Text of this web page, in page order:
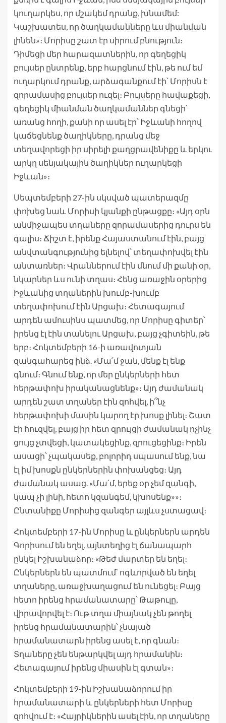
կուղարկես, որ մշակեմ դրանք, խնամեմ:
Կաշխատես, որ ծաղկամանները ևս միանման
լինեն»։ Մորիսը շատ էր սիրում բնություն։
Դիմեցի մեր հարազատներին, որ գեղեցիկ
բույսեր ընտրենք, երբ հարցնում էին, թե ում եմ
ուղարկում դրանք, արձագանքում էի՝ Մորիսն է
զորամասից բույսեր ուզել։ Բույսերը հավաքեցի,
գեղեցիկ միանման ծաղկամաններ գնեցի՝
առանց հողի, քանի որ ասել էր՝ Իջևանի հողով
կաճեցնենք ծաղիկները, դրանց մեջ
տեղավորեցի իր սիրելի քաղցրավենիքը և երկու
արկղ սենյակային ծաղիկներ ուղարկեցի
Իջևան»։
Սեպտեմբերի 27-ին սկսված պատերազմը
փոխեց նաև Մորիսի կյանքի ընթացքը։ «Այդ օրն
անմիջապես տղաները զորամասերից դուրս են
գալիս։ Ճիշտ է, իրենք Հայաստանում էին, բայց
անվտանգությունից ելնելով՝ տեղափոխվել էին
անտառներ։ Վրաններում էին մնում մի քանի օր,
նկարներ ևս ունի տղաս։ Հենց առաջին օրերից
Իջևանից տղաներին խումբ-խումբ
տեղափոխում էին Արցախ։ Հետագայում
արդեն ամուսինս պատմեց, որ Մորիսը գիտեր՝
իրենց էլ էին տանելու Արցախ, բայց չգիտեին, թե
երբ։ Հոկտեմբերի 16-ի առավոտյան
զանգահարեց ինձ. «Մա՛մ ջան, մենք էլ ենք
գնում։ Գնում ենք, որ մեր ընկերների հետ
հերթափոխ իրականացնենք»։ Այդ ժամանակ
արդեն շատ տղաներ էին զոհվել, ի՞նչ
հերթափոխի մասին կարող էր խոսք լինել։ Շատ
էի հուզվել, բայց իր հետ զրույցի ժամանակ ոչինչ
ցույց չտվեցի, կատակեցինք, զրուցեցինք։ Իրեն
ասացի՝ չպակասեք, բոլորիդ սպասում ենք, նա
էլ իմ խոսքն ընկերներին փոխանցեց։ Այդ
ժամանակ ասաց. «Մա՛մ, երեք օր չեմ զանգի,
կապ չի լինի, հետո կզանգեմ, կխոսենք»»։
Ընտանիքը Մորիսից զանգեր այլևս չստացավ։
Հոկտեմբերի 17-ին Մորիսը և ընկերներն արդեն
Գորիսում են եղել, այնտեղից էլ ճանապարհ
ընկել Իշխանաձոր։ «Թեժ մարտեր են եղել։
Ընկերներն են պատմում՝ ոգևորված են եղել
տղաները, առաջխաղացում են ունեցել։ Բայց
հետո իրենց հրամանատարը՝ Թաթուլը,
վիրավորվել է։ Ութ տղա միայնակ չեն թողել
իրենց հրամանատարին՝ չնայած
հրամանատարն իրենց ասել է, որ գնան։
Տղաները չեն ենթարկվել այդ հրամանին։
Հետագայում իրենց միասին էլ գտան»։
Հոկտեմբերի 19-ին Իշխանաձորում իր
հրամանատարի և ընկերների հետ Մորիսը
զոհվում է։ «Հայրիկներին ասել էին, որ տղաները